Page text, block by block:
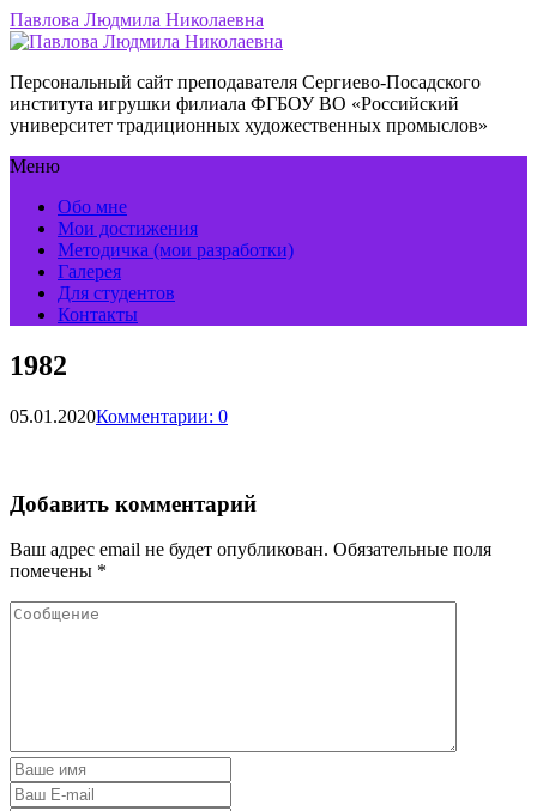
Павлова Людмила Николаевна
Персональный сайт преподавателя Сергиево-Посадского
института игрушки филиала ФГБОУ ВО «Российский
университет традиционных художественных промыслов»
Меню
Обо мне
Мои достижения
Методичка (мои разработки)
Галерея
Для студентов
Контакты
1982
05.01.2020Комментарии: 0
Добавить комментарий
Ваш адрес email не будет опубликован. Обязательные поля
помечены *